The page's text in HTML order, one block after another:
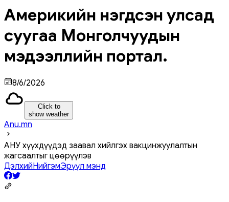
Америкийн нэгдсэн улсад
суугаа Монголчуудын
мэдээллийн портал.
8/6/2026
Click to
show weather
Anu.mn
АНУ хүүхдүүдэд заавал хийлгэх вакцинжуулалтын
жагсаалтыг цөөрүүлэв
ДэлхийНийгэмЭрүүл мэнд